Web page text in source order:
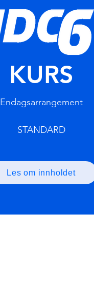
KURS
Endagsarrangement
STANDARD
Les om innholdet